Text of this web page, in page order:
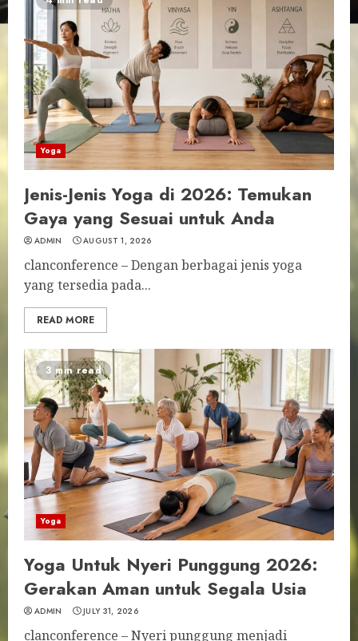
Yoga
Jenis-Jenis Yoga di 2026: Temukan
Gaya yang Sesuai untuk Anda
ADMIN AUGUST 1, 2026
clanconference – Dengan berbagai jenis yoga
yang tersedia pada...
READ MORE
3 min read
Yoga
Yoga Untuk Nyeri Punggung 2026:
Gerakan Aman untuk Segala Usia
ADMIN JULY 31, 2026
clanconference – Nyeri punggung menjadi